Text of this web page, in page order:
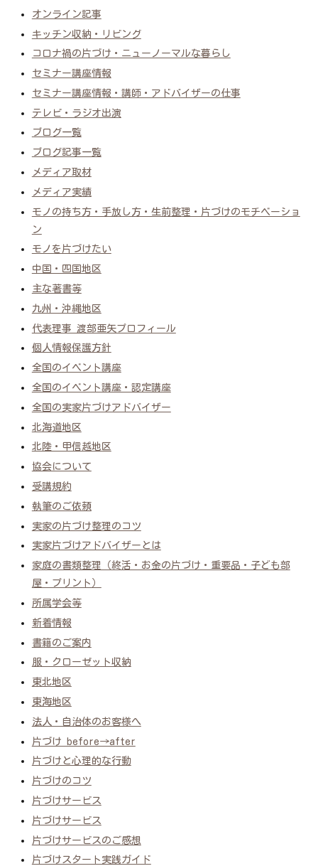
オンライン記事
キッチン収納・リビング
コロナ禍の片づけ・ニューノーマルな暮らし
セミナー講座情報
セミナー講座情報・講師・アドバイザーの仕事
テレビ・ラジオ出演
ブログ一覧
ブログ記事一覧
メディア取材
メディア実績
モノの持ち方・手放し方・生前整理・片づけのモチベーショ
ン
モノを片づけたい
中国・四国地区
主な著書等
九州・沖縄地区
代表理事 渡部亜矢プロフィール
個人情報保護方針
全国のイベント講座
全国のイベント講座・認定講座
全国の実家片づけアドバイザー
北海道地区
北陸・甲信越地区
協会について
受講規約
執筆のご依頼
実家の片づけ整理のコツ
実家片づけアドバイザーとは
家庭の書類整理（終活・お金の片づけ・重要品・子ども部
屋・プリント）
所属学会等
新着情報
書籍のご案内
服・クローゼット収納
東北地区
東海地区
法人・自治体のお客様へ
片づけ before→after
片づけと心理的な行動
片づけのコツ
片づけサービス
片づけサービス
片づけサービスのご感想
片づけスタート実践ガイド